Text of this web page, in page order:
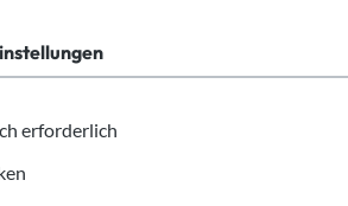
erforderlich